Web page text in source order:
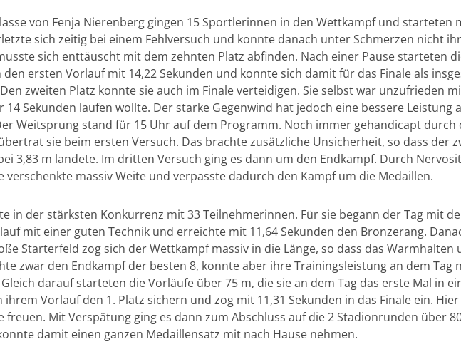
von Fenja Nierenberg gingen 15 Sportlerinnen in den Wettkampf und starteten
sich zeitig bei einem Fehlversuch und konnte danach unter Schmerzen nicht
sich enttäuscht mit dem zehnten Platz abfinden. Nach einer Pause starteten
den ersten Vorlauf mit 14,22 Sekunden und konnte sich damit für das Finale als
zweiten Platz konnte sie auch im Finale verteidigen. Sie selbst war unzufrieden
Sekunden laufen wollte. Der starke Gegenwind hat jedoch eine bessere Leistung
Weitsprung stand für 15 Uhr auf dem Programm. Noch immer gehandicapt durch
sie beim ersten Versuch. Das brachte zusätzliche Unsicherheit, so dass der
3,83 m landete. Im dritten Versuch ging es dann um den Endkampf. Durch
verschenkte massiv Weite und verpasste dadurch den Kampf um die Medaillen.
in der stärksten Konkurrenz mit 33 Teilnehmerinnen. Für sie begann der Tag mit
mit einer guten Technik und erreichte mit 11,64 Sekunden den Bronzerang.
Starterfeld zog sich der Wettkampf massiv in die Länge, so dass das
zwar den Endkampf der besten 8, konnte aber ihre Trainingsleistung an dem
darauf starteten die Vorläufe über 75 m, die sie an dem Tag das erste Mal in
ihrem Vorlauf den 1. Platz sichern und zog mit 11,31 Sekunden in das Finale ein.
freuen. Mit Verspätung ging es dann zum Abschluss auf die 2 Stadionrunden über
damit einen ganzen Medaillensatz mit nach Hause nehmen.